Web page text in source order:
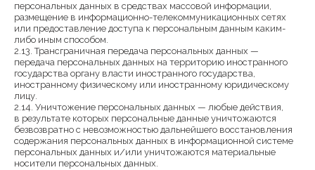
персональных данных в средствах массовой информации,
размещение в информационно-телекоммуникационных сетях
или предоставление доступа к персональным данным каким-
либо иным способом.
2.13. Трансграничная передача персональных данных —
передача персональных данных на территорию иностранного
государства органу власти иностранного государства,
иностранному физическому или иностранному юридическому
лицу.
2.14. Уничтожение персональных данных — любые действия,
в результате которых персональные данные уничтожаются
безвозвратно с невозможностью дальнейшего восстановления
содержания персональных данных в информационной системе
персональных данных и/или уничтожаются материальные
носители персональных данных.